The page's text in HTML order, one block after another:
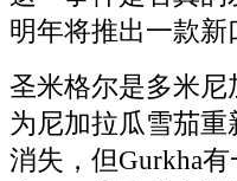
明年将推出一款新
圣米格尔是多米尼
为尼加拉瓜雪茄
消失，但Gurkha